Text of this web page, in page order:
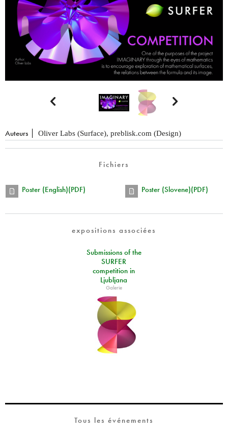
 
Auteurs Oliver Labs (Surface), preblisk.com (Design)
Fichiers
Poster (English)(PDF) Poster (Slovene)(PDF)
expositions associées
Submissions of the
SURFER
competition in
Ljubljana
Galerie
Tous les événements